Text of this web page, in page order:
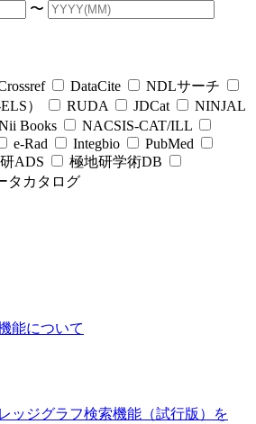
〜
DataCite
NDLサーチ
）
RUDA JDCat
NINJAL
Books
NACSIS-CAT/ILL
e-Rad Integbio
PubMed
ADS
極地研学術DB
タカタログ
能について
ッジグラフ検索機能（試行版）を